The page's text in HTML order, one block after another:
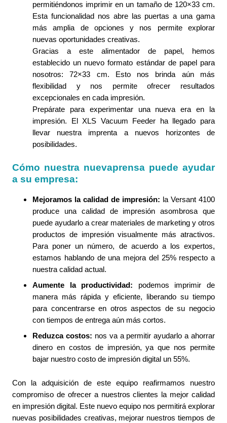
permitiéndonos imprimir en un tamaño de 120×33 cm.
Esta funcionalidad nos abre las puertas a una gama
más amplia de opciones y nos permite explorar
nuevas oportunidades creativas.
Gracias a este alimentador de papel, hemos
establecido un nuevo formato estándar de papel para
nosotros: 72×33 cm. Esto nos brinda aún más
flexibilidad y nos permite ofrecer resultados
excepcionales en cada impresión.
Prepárate para experimentar una nueva era en la
impresión. El XLS Vacuum Feeder ha llegado para
llevar nuestra imprenta a nuevos horizontes de
posibilidades.
Cómo nuestra nuevaprensa puede ayudar
a su empresa:
Mejoramos la calidad de impresión: la Versant 4100
produce una calidad de impresión asombrosa que
puede ayudarlo a crear materiales de marketing y otros
productos de impresión visualmente más atractivos.
Para poner un número, de acuerdo a los expertos,
estamos hablando de una mejora del 25% respecto a
nuestra calidad actual.
Aumente la productividad: podemos imprimir de
manera más rápida y eficiente, liberando su tiempo
para concentrarse en otros aspectos de su negocio
con tiempos de entrega aún más cortos.
Reduzca costos: nos va a permitir ayudarlo a ahorrar
dinero en costos de impresión, ya que nos permite
bajar nuestro costo de impresión digital un 55%.
Con la adquisición de este equipo reafirmamos nuestro
compromiso de ofrecer a nuestros clientes la mejor calidad
en impresión digital. Este nuevo equipo nos permitirá explorar
nuevas posibilidades creativas, mejorar nuestros tiempos de